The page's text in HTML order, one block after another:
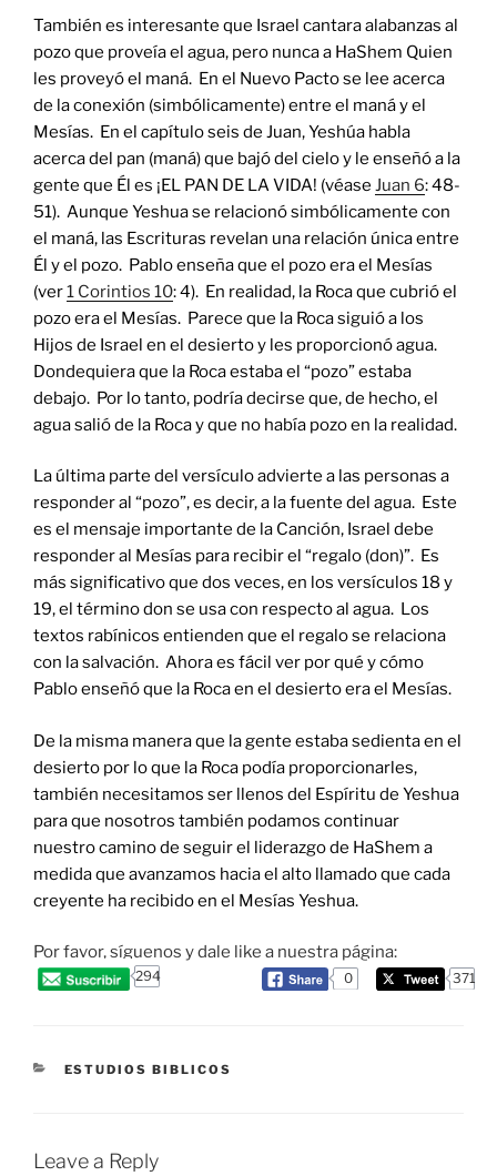
También es interesante que Israel cantara alabanzas al
pozo que proveía el agua, pero nunca a HaShem Quien
les proveyó el maná. En el Nuevo Pacto se lee acerca
de la conexión (simbólicamente) entre el maná y el
Mesías. En el capítulo seis de Juan, Yeshúa habla
acerca del pan (maná) que bajó del cielo y le enseñó a la
gente que Él es ¡EL PAN DE LA VIDA! (véase Juan 6: 48-
51). Aunque Yeshua se relacionó simbólicamente con
el maná, las Escrituras revelan una relación única entre
Él y el pozo. Pablo enseña que el pozo era el Mesías
(ver1 Corintios 10: 4). En realidad, la Roca que cubrió el
pozo era el Mesías. Parece que la Roca siguió a los
Hijos de Israel en el desierto y les proporcionó agua.
Dondequiera que la Roca estaba el “pozo” estaba
debajo. Por lo tanto, podría decirse que, de hecho, el
agua salió de la Roca y que no había pozo en la realidad.
La última parte del versículo advierte a las personas a
responder al “pozo”, es decir, a la fuente del agua. Este
es el mensaje importante de la Canción, Israel debe
responder al Mesías para recibir el “regalo (don)”. Es
más significativo que dos veces, en los versículos 18 y
19, el término don se usa con respecto al agua. Los
textos rabínicos entienden que el regalo se relaciona
con la salvación. Ahora es fácil ver por qué y cómo
Pablo enseñó que la Roca en el desierto era el Mesías.
De la misma manera que la gente estaba sedienta en el
desierto por lo que la Roca podía proporcionarles,
también necesitamos ser llenos del Espíritu de Yeshua
para que nosotros también podamos continuar
nuestro camino de seguir el liderazgo de HaShem a
medida que avanzamos hacia el alto llamado que cada
creyente ha recibido en el Mesías Yeshua.
Por favor, síguenos y dale like a nuestra página:
294 0 371
CATEGORIES
ESTUDIOS BIBLICOS
Leave a Reply